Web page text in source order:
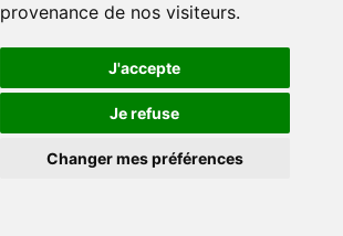
provenance de nos visiteurs.
J'accepte
Je refuse
Changer mes préférences